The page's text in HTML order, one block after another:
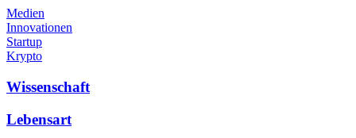
Medien
Innovationen
Startup
Krypto
Wissenschaft
Lebensart